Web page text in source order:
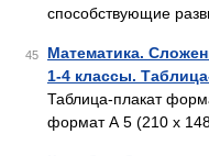
способствующие
45
Математика.
1-4 классы.
Таблица-плакат
формат А 5 (210 х